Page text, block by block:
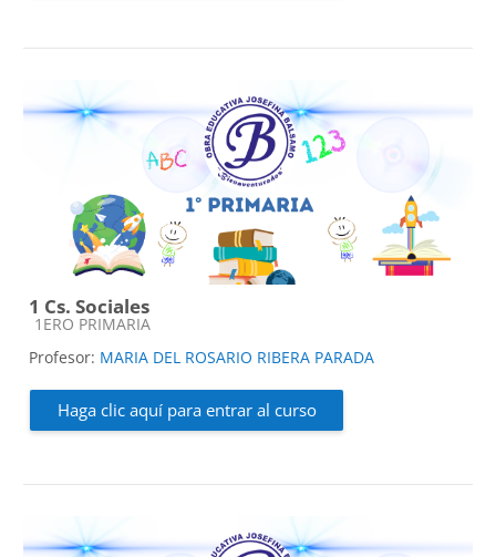
1 Cs. Sociales
Categoría de cursos
1ERO PRIMARIA
Profesor: MARIA DEL ROSARIO RIBERA PARADA
Haga clic aquí para entrar al curso